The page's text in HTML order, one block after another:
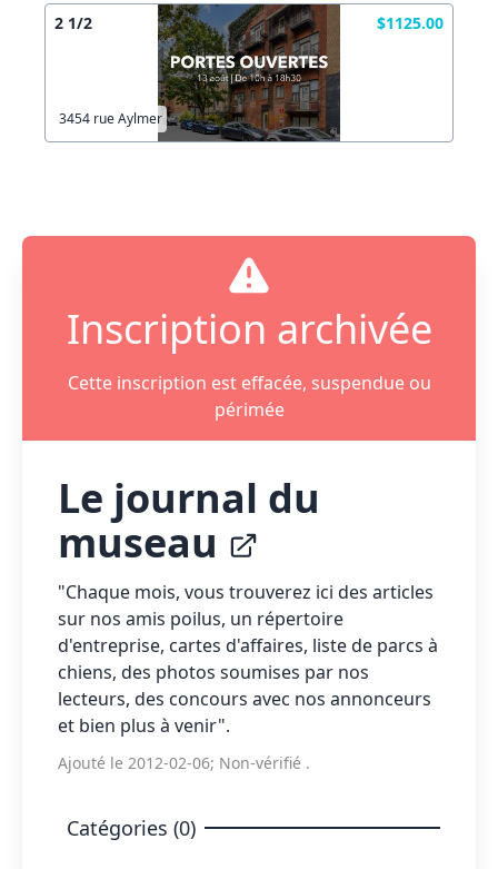
2 1/2 $1125.00
3454 rue Aylmer
Inscription archivée
Cette inscription est effacée, suspendue ou
périmée
Le journal du
museau
"Chaque mois, vous trouverez ici des articles
sur nos amis poilus, un répertoire
d'entreprise, cartes d'affaires, liste de parcs à
chiens, des photos soumises par nos
lecteurs, des concours avec nos annonceurs
et bien plus à venir".
Ajouté le 2012-02-06; Non-vérifié .
Catégories (0)